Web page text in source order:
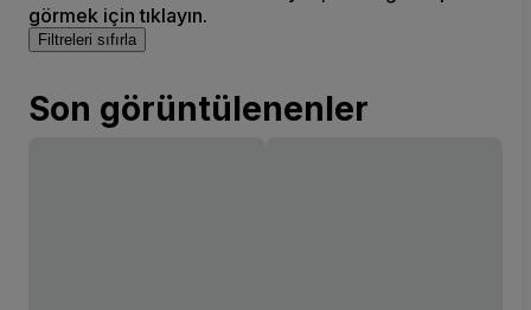
görmek için tıklayın.
Filtreleri sıfırla
Son görüntülenenler